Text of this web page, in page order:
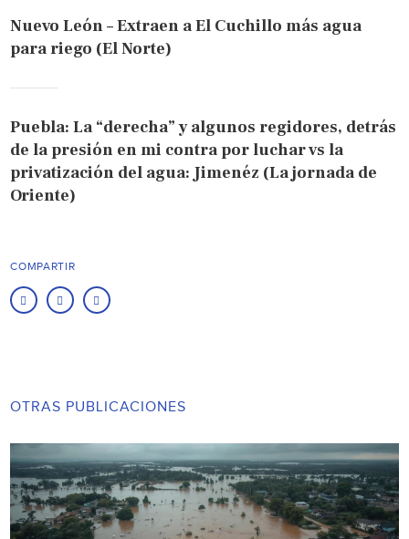
Nuevo León – Extraen a El Cuchillo más agua
para riego (El Norte)
Puebla: La “derecha” y algunos regidores, detrás
de la presión en mi contra por luchar vs la
privatización del agua: Jimenéz (La jornada de
Oriente)
COMPARTIR
OTRAS PUBLICACIONES